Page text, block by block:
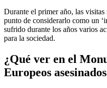
Durante el primer año, las visitas
punto de considerarlo como un
sufrido durante los años varios
para la sociedad.
¿Qué ver en el
Europeos